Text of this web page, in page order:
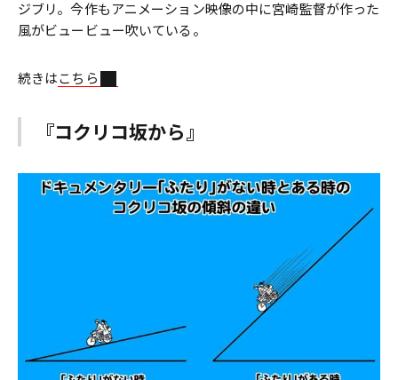
ジブリ。今作もアニメーション映像の中に宮崎監督が作った
風がビュービュー吹いている。
続きはこちら
『コクリコ坂から』